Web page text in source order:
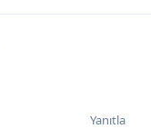
Yanıtla